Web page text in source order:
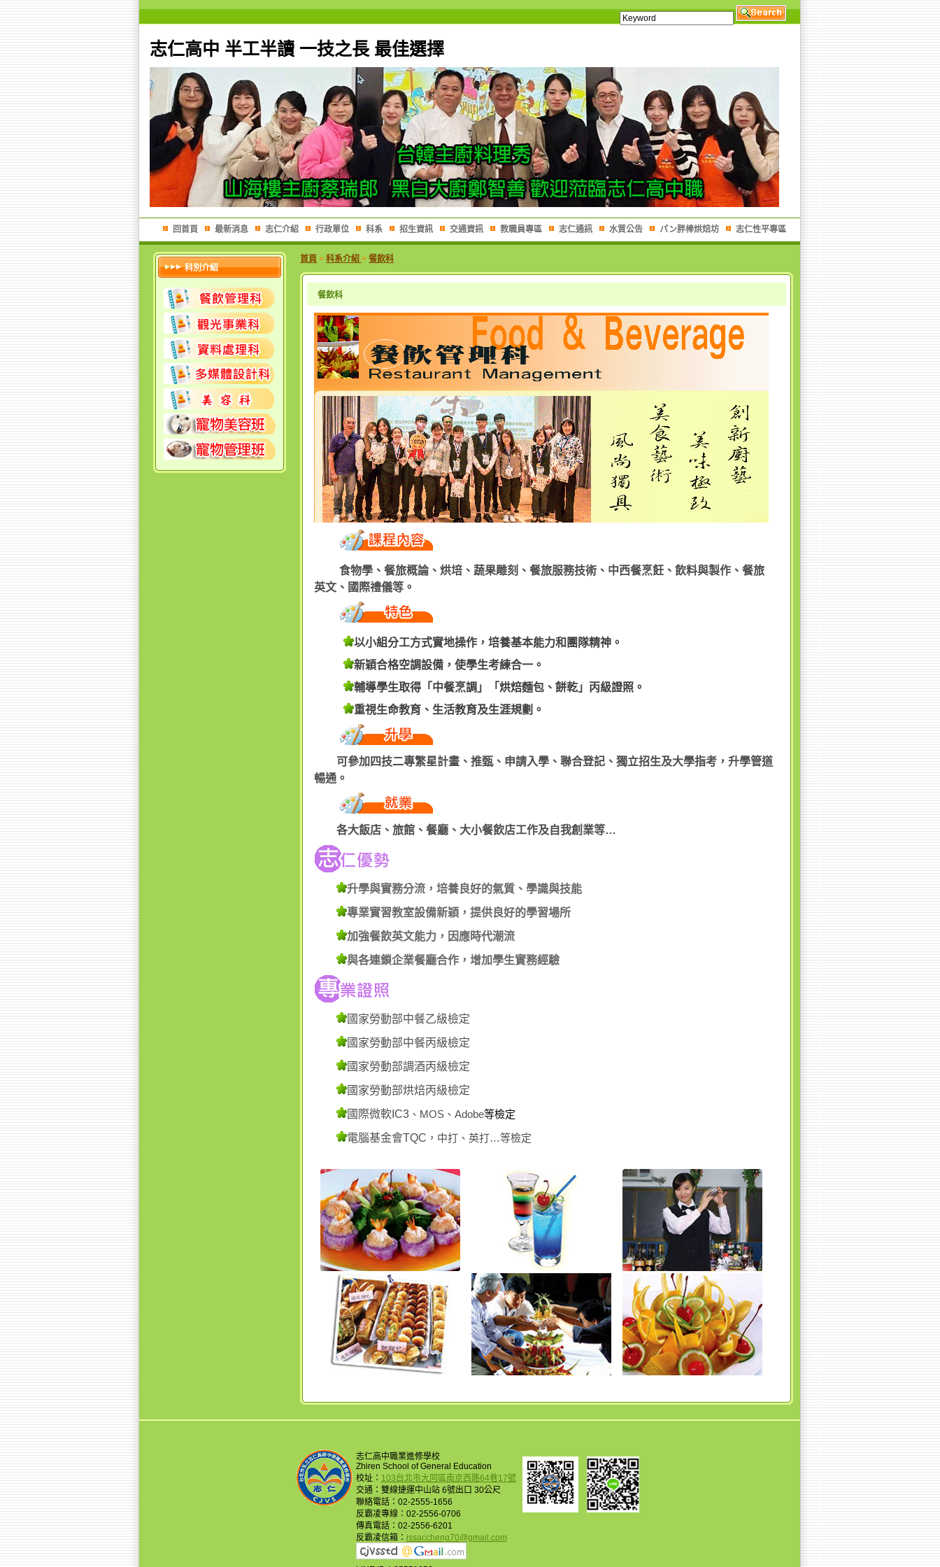
志仁高中 半工半讀 一技之長 最佳選擇
回首頁 最新消息 志仁介紹 行政單位 科系 招生資訊 交通資訊 教職員專區 志仁通訊 水質公告 パン胖棒烘焙坊 志仁性平專區
科別介紹
首頁 > 科系介紹 > 餐飲科
餐飲科
食物學、餐旅概論、烘培、蔬果雕刻、餐旅服務技術、中西餐烹飪、飲料與製作、餐旅
英文、國際禮儀等。
以小組分工方式實地操作，培養基本能力和團隊精神。
新穎合格空調設備，使學生考練合一。
輔導學生取得「中餐烹調」「烘焙麵包、餅乾」丙級證照。
重視生命教育、生活教育及生涯規劃。
可參加四技二專繁星計畫、推甄、申請入學、聯合登記、獨立招生及大學指考，升學管道
暢通。
各大飯店、旅館、餐廳、大小餐飲店工作及自我創業等…
升學與實務分流，培養良好的氣質、學識與技能
專業實習教室設備新穎，提供良好的學習場所
加強餐飲英文能力，因應時代潮流
與各連鎖企業餐廳合作，增加學生實務經驗
國家勞動部中餐乙級檢定
國家勞動部中餐丙級檢定
國家勞動部調酒丙級檢定
國家勞動部烘焙丙級檢定
國際微軟IC3 、MOS 、Adobe等檢定
電腦基金會TQC ，中打、英打…等檢定
志仁高中職業進修學校
Zhiren School of General Education
校址： 103台北市大同區南京西路64巷17號
交通：雙線捷運中山站 6號出口 30公尺
聯絡電話：02-2555-1656
反霸凌專線：02-2556-0706
傳真電話：02-2556-6201
反霸凌信箱： issaccheng70@gmail.com